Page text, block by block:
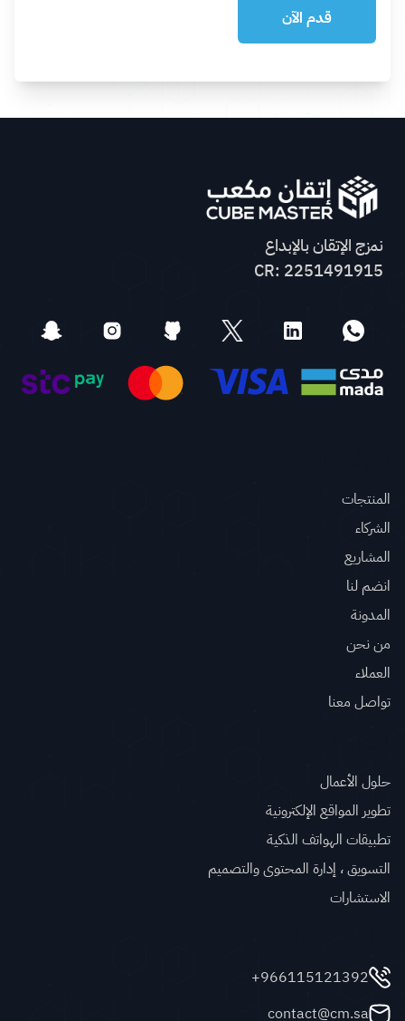
نمزج الإتقان بالإبداع
CR: 2251491915
المنتجات
الشركاء
المشاريع
انضم لنا
المدونة
من نحن
العملاء
تواصل معنا
حلول الأعمال
تطوير المواقع الإلكترونية
تطبيقات الهواتف الذكية
التسويق ، إدارة المحتوى والتصميم
الاستشارات
966115121392+
contact@cm.sa